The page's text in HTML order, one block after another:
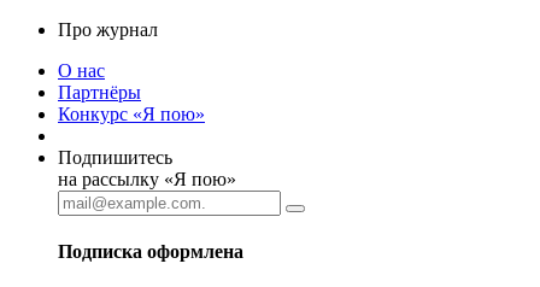
Про журнал
О нас
Партнёры
Конкурс «Я пою»
Подпишитесь
на рассылку «Я пою»
Подписка оформлена